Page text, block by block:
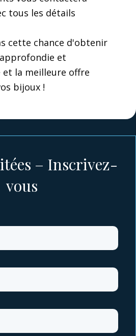
tous les détails
cette chance d'obtenir
et
la meilleure offre
bijoux !
– Inscrivez-
vous